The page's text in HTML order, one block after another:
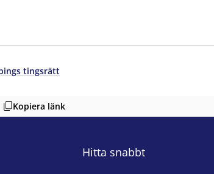
tingsrätt
Kopiera länk
Hitta snabbt